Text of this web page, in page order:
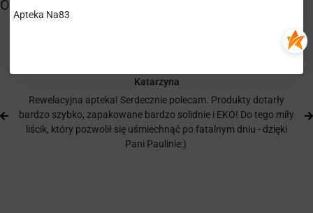
Katarzyna
Rewelacyjna apteka! Serdecznie polecam. Produkty dotarły
bardzo szybko, zapakowane bardzo solidnie i EKO! Do tego miły
liścik, który pozwolił się uśmiechnąć po fatalnym dniu - dzięki
Pani Paulinie:)
Apteka Na83